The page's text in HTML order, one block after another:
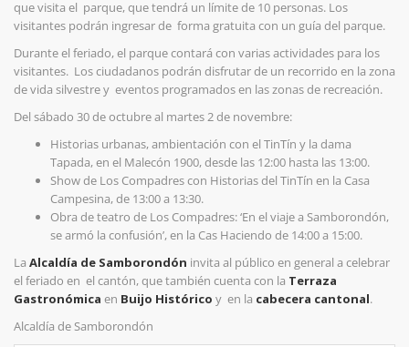
que visita el parque, que tendrá un límite de 10 personas. Los
visitantes podrán ingresar de forma gratuita con un guía del parque.
Durante el feriado, el parque contará con varias actividades para los
visitantes. Los ciudadanos podrán disfrutar de un recorrido en la zona
de vida silvestre y eventos programados en las zonas de recreación.
Del sábado 30 de octubre al martes 2 de novembre:
Historias urbanas, ambientación con el TinTín y la dama
Tapada, en el Malecón 1900, desde las 12:00 hasta las 13:00.
Show de Los Compadres con Historias del TinTín en la Casa
Campesina,de 13:00 a 13:30.
Obra de teatro de Los Compadres: ‘En el viaje a Samborondón,
se armó la confusión’, en la Cas Haciendo de 14:00 a 15:00.
La Alcaldía de Samborondón invita al público en general a celebrar
el feriado en el cantón, que también cuenta con la Terraza
Gastronómica en Buijo Histórico y en la cabecera cantonal.
Alcaldía de Samborondón